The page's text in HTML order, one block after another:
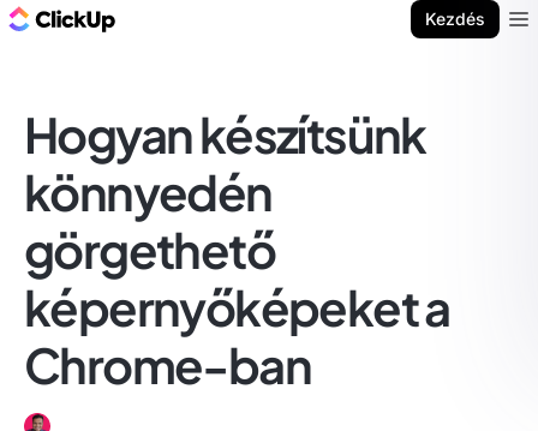
Kezdés
Hogyan készítsünk
könnyedén
görgethető
képernyőképeket a
Chrome-ban